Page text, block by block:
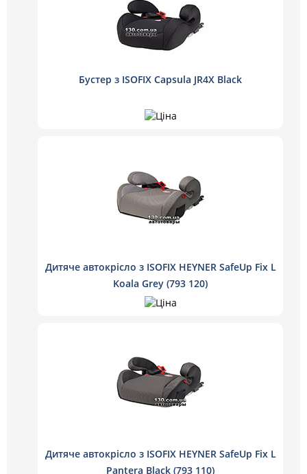
Бустер з ISOFIX Capsula JR4X Black
Дитяче автокрісло з ISOFIX HEYNER SafeUp Fix L
Koala Grey (793 120)
Дитяче автокрісло з ISOFIX HEYNER SafeUp Fix L
Pantera Black (793 110)